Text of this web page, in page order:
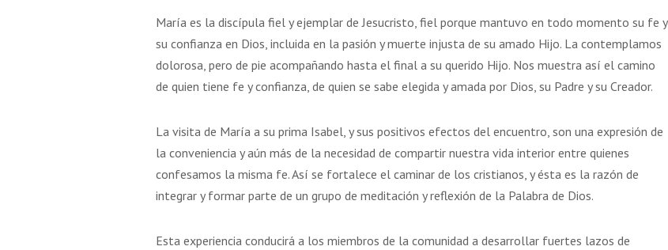
María es la discípula fiel y ejemplar de Jesucristo, fiel porque mantuvo en todo momento su fe y
su confianza en Dios, incluida en la pasión y muerte injusta de su amado Hijo. La contemplamos
dolorosa, pero de pie acompañando hasta el final a su querido Hijo. Nos muestra así el camino
de quien tiene fe y confianza, de quien se sabe elegida y amada por Dios, su Padre y su Creador.
La visita de María a su prima Isabel, y sus positivos efectos del encuentro, son una expresión de
la conveniencia y aún más de la necesidad de compartir nuestra vida interior entre quienes
confesamos la misma fe. Así se fortalece el caminar de los cristianos, y ésta es la razón de
integrar y formar parte de un grupo de meditación y reflexión de la Palabra de Dios.
Esta experiencia conducirá a los miembros de la comunidad a desarrollar fuertes lazos de